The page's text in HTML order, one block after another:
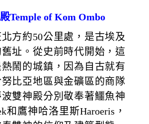
Temple of Kom Ombo
方約50公里處，是古埃及
址。從史前時代開始，這
鬧的城鎮，因為自古就有
比亞地區與金礦區的商隊
雙神殿分別敬奉著鱷魚神
和鷹神哈洛里斯Haroeris，